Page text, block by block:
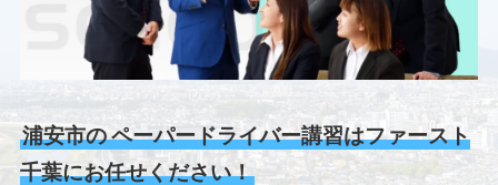
浦安市のペーパードライバー講習はファースト
千葉にお任せください！